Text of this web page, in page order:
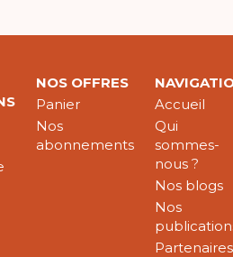
NOS OFFRES
Panier
Nos
abonnements
Accueil
Qui
sommes-
nous ?
Nos blogs
Nos
Partenaires